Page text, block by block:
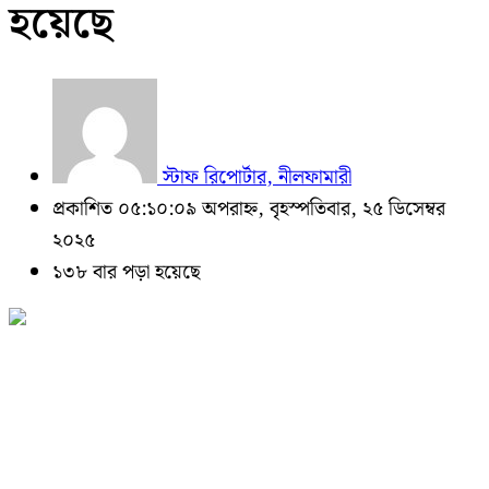
হয়েছে
স্টাফ রিপোর্টার, নীলফামারী
প্রকাশিত ০৫:১০:০৯ অপরাহ্ন, বৃহস্পতিবার, ২৫ ডিসেম্বর
২০২৫
১৩৮ বার পড়া হয়েছে